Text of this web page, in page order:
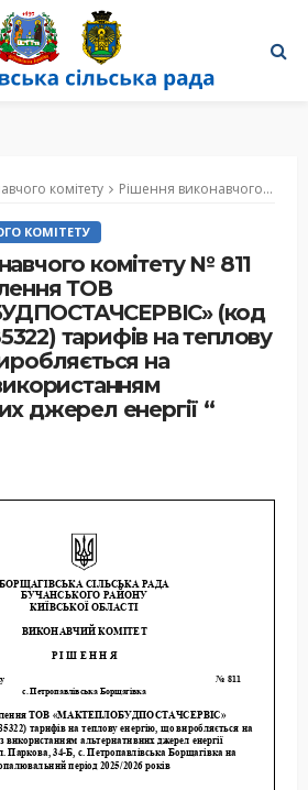
комітету Рішення виконавчого комітету № 811 “Про встановлення ТОВ «МАКТЕПЛОБУДПОСТАЧСЕРВІС» (код ЄДРПОУ 40185322) тарифів на теплову енергію, що виробляється на установках з використанням альтернативних джерел енергії “
КОМІТЕТУ
комітету № 811
ТОВ
(код
тарифів на теплову
на
джерел енергії “